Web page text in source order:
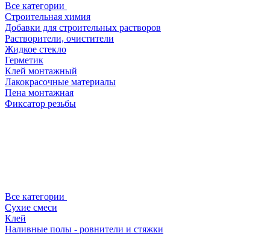
Все категории
Строительная химия
Добавки для строительных растворов
Растворители, очистители
Жидкое стекло
Герметик
Клей монтажный
Лакокрасочные материалы
Пена монтажная
Фиксатор резьбы
Все категории
Сухие смеси
Клей
Наливные полы - ровнители и стяжки